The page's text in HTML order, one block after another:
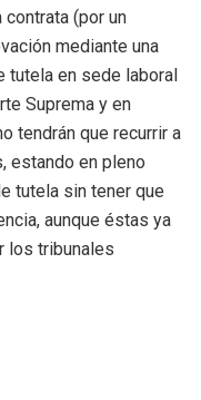
(por un
mediante una
tutela en sede laboral
Suprema y en
tendrán que recurrir a
estando en pleno
tutela sin tener que
aunque éstas ya
los tribunales